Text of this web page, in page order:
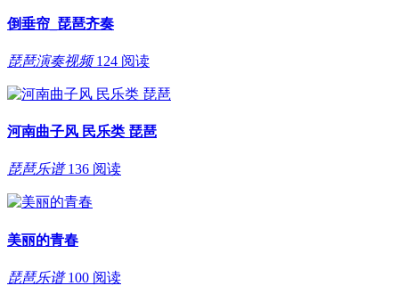
倒垂帘_琵琶齐奏
琵琶演奏视频 124 阅读
河南曲子风 民乐类 琵琶
琵琶乐谱 136 阅读
美丽的青春
琵琶乐谱 100 阅读